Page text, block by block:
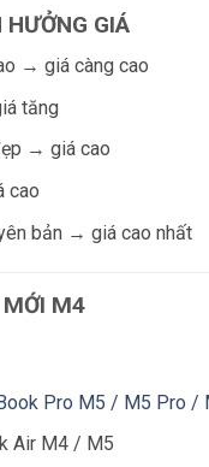
GIÁ
→ giá càng cao
tăng
→ giá cao
cao
bản → giá cao nhất
M4
Pro M5 / M5 Pro /
Air M4 / M5